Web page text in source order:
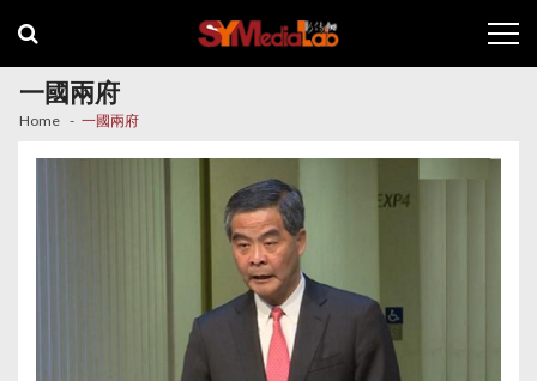
navigation
content
一國兩府
Home 一國兩府